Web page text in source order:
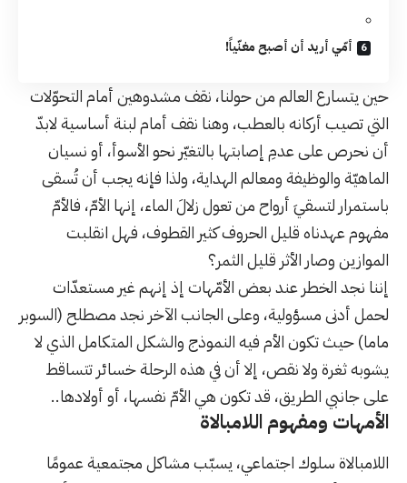
أمّي أريد أن أصبح مغنّياً!
حين يتسارع العالم من حولنا، نقف مشدوهين أمام التحوّلات
التي تصيب أركانه بالعطب، وهنا نقف أمام لبنة أساسية لابدّ
أن نحرص على عدمِ إصابتها بالتغيّر نحو الأسوأ، أو نسيان
الماهيّة والوظيفة ومعالم الهداية، ولذا فإنه يجب أن تُسقى
باستمرار لتسقيَ أرواح من تعول زلالَ الماء، إنها الأمّ، فالأمّ
مفهوم عهدناه قليل الحروف كثير القطوف، فهل انقلبت
الموازين وصار الأثر قليل الثمر؟
إننا نجد الخطر عند بعض الأمّهات إذ إنهم غير مستعدّات
لحمل أدنى مسؤولية، وعلى الجانب الآخر نجد مصطلح (السوبر
ماما) حيث تكون الأم فيه النموذج والشكل المتكامل الذي لا
يشوبه ثغرة ولا نقص، إلا أن في هذه الرحلة خسائر تتساقط
على جانبي الطريق، قد تكون هي الأمّ نفسها، أو أولادها..
الأمهات ومفهوم اللامبالاة
اللامبالاة سلوك اجتماعي، يسبّب مشاكل مجتمعية عمومًا